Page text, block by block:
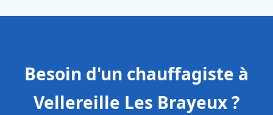
Besoin d'un chauffagiste à
Vellereille Les Brayeux ?